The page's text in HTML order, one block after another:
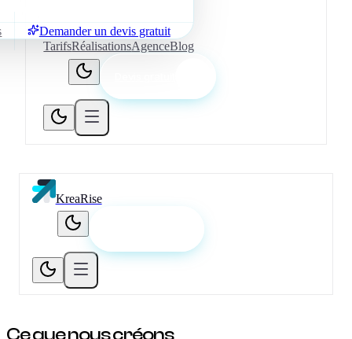
Demander un devis gratuit
TarifsRéalisationsAgenceBlog
KreaRise
Ce que nouscréons